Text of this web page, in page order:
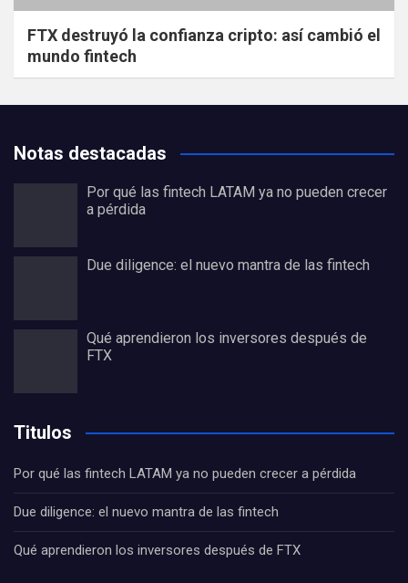
FTX destruyó la confianza cripto: así cambió el
mundo fintech
Notas destacadas
Por qué las fintech LATAM ya no pueden crecer
a pérdida
Due diligence: el nuevo mantra de las fintech
Qué aprendieron los inversores después de
FTX
Titulos
Por qué las fintech LATAM ya no pueden crecer a pérdida
Due diligence: el nuevo mantra de las fintech
Qué aprendieron los inversores después de FTX